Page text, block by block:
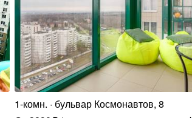
1-комн.
бульвар Космонавтов, 8